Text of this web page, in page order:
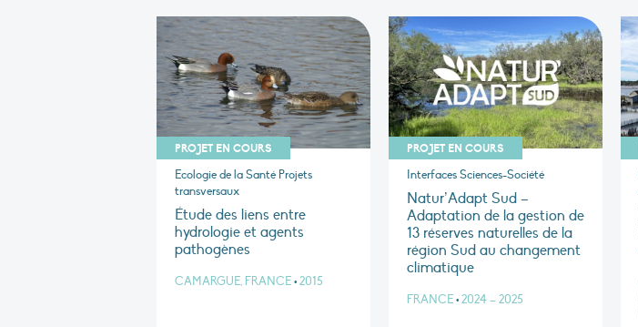
PROJET EN COURS
Ecologie de la Santé Projets
transversaux
Étude des liens entre
hydrologie et agents
pathogènes
CAMARGUE, FRANCE•2015
PROJET EN COURS
Interfaces Sciences-Société
Natur’Adapt Sud –
Adaptation de la gestion de
13 réserves naturelles de la
région Sud au changement
climatique
FRANCE•2024 – 2025